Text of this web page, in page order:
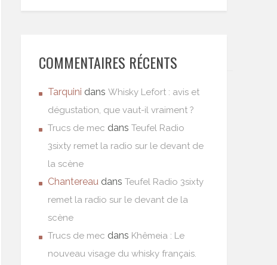
COMMENTAIRES RÉCENTS
Tarquini dans Whisky Lefort : avis et
dégustation, que vaut-il vraiment ?
Trucs de mec dans Teufel Radio
3sixty remet la radio sur le devant de
la scène
Chantereau dans Teufel Radio 3sixty
remet la radio sur le devant de la
scène
Trucs de mec dans Khêmeia : Le
nouveau visage du whisky français.